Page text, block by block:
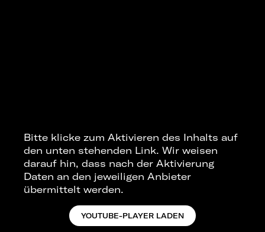
Bitte klicke zum Aktivieren des Inhalts auf
den unten stehenden Link. Wir weisen
darauf hin, dass nach der Aktivierung
Daten an den jeweiligen Anbieter
übermittelt werden.
YOUTUBE-PLAYER LADEN